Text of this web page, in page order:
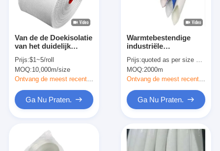
Van de de Doekisolatie
van het duidelijk
0.18mm 100mm Witte
Paraffine
Prijs:$1~5/roll
MOQ:10,000m/size
Ontvang de meest recente Prijs
Ga Nu Praten.
Warmtebestendige
industriële
veeleisende
elektrische
omgevingen
Prijs:quoted as per size and quantity
MOQ:2000m
Ga Nu Praten.